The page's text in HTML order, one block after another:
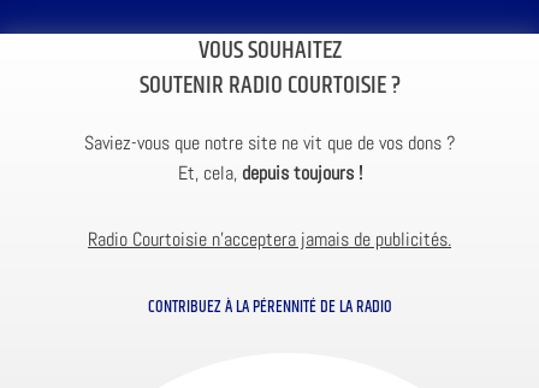
VOUS SOUHAITEZ
SOUTENIR RADIO COURTOISIE ?
Saviez-vous que notre site ne vit que de vos dons ?
Et, cela, depuis toujours !
Radio Courtoisie n’acceptera jamais de publicités.
CONTRIBUEZ À LA PÉRENNITÉ DE LA RADIO